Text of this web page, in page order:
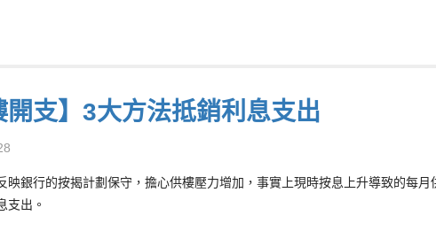
開支】3大方法抵銷利息支出
映銀行的按揭計劃保守，擔心供樓壓力增加，事實上現時按息上升導致的每
支出。